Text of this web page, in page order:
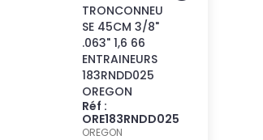
TRONCONNEU
SE 45CM 3/8"
.063" 1,6 66
ENTRAINEURS
183RNDD025
OREGON
Réf :
ORE183RNDD025
OREGON